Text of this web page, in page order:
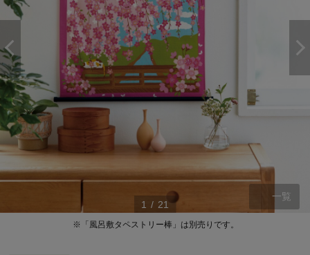
※「風呂敷タペストリー棒」は別売りです。
1 / 21
一覧
ステージが上がれば送料無料・返品引取無料！
さらにポイント還元最大16倍！